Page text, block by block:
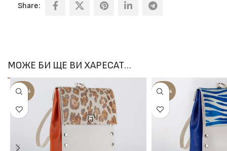
Share:
МОЖЕ БИ ЩЕ ВИ ХАРЕСАТ…
-100% -100%